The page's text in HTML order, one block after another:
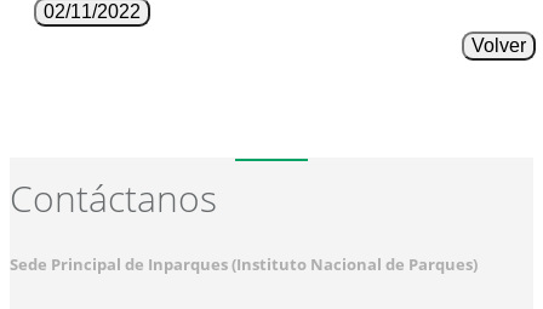
02/11/2022
Volver
Contáctanos
Sede Principal de Inparques (Instituto Nacional de Parques)